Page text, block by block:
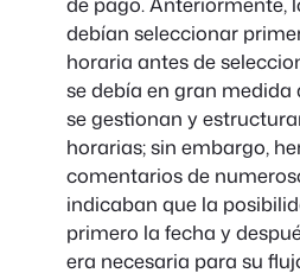
debían seleccionar
horaria antes de
se debía en gran medida
se gestionan y
horarias; sin embargo,
comentarios de
indicaban que la
primero la fecha y
era necesaria para su